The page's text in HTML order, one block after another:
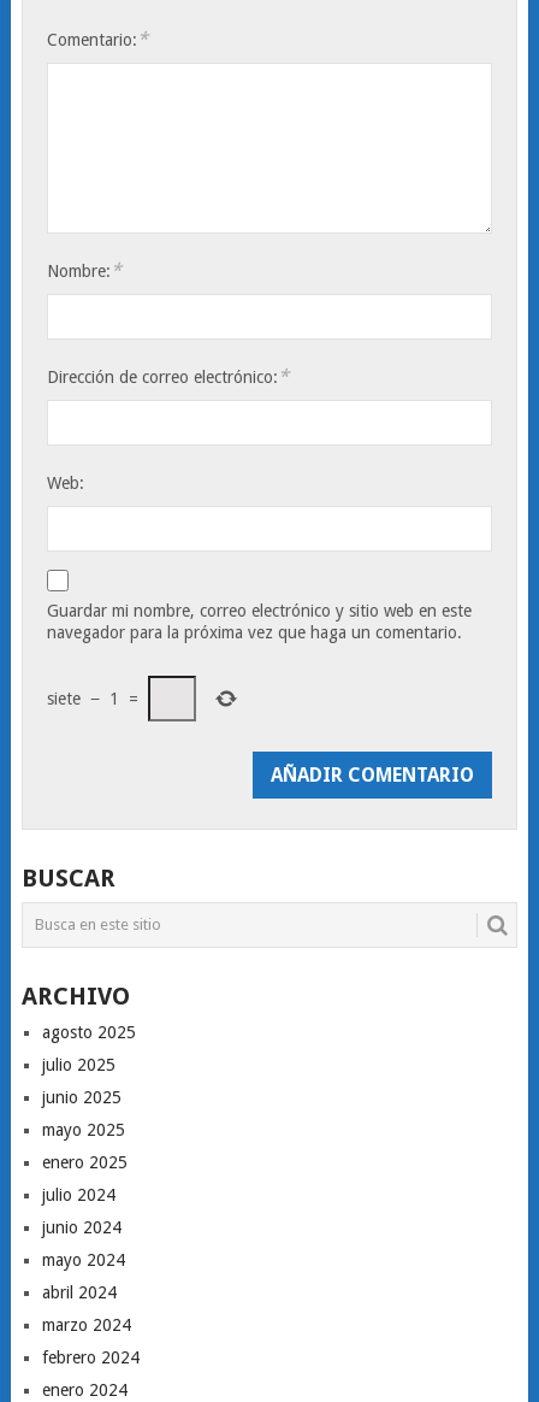
Comentario: *
Nombre: *
Dirección de correo electrónico: *
Web:
Guardar mi nombre, correo electrónico y sitio web en este
navegador para la próxima vez que haga un comentario.
siete − 1 =
BUSCAR
ARCHIVO
agosto 2025
julio 2025
junio 2025
mayo 2025
enero 2025
julio 2024
junio 2024
mayo 2024
abril 2024
marzo 2024
febrero 2024
enero 2024